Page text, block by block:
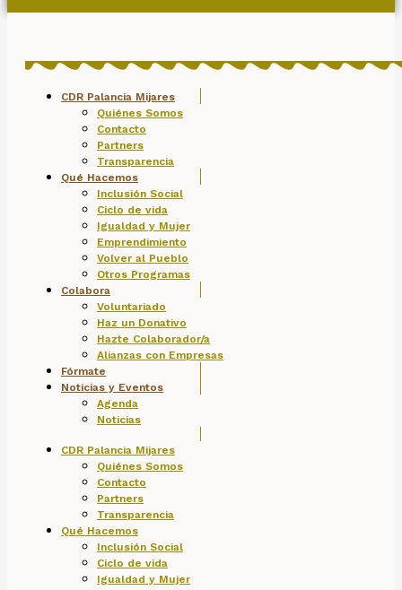
CDR Palancia Mijares
Quiénes Somos
Contacto
Partners
Transparencia
Qué Hacemos
Inclusión Social
Ciclo de vida
Igualdad y Mujer
Emprendimiento
Volver al Pueblo
Otros Programas
Colabora
Voluntariado
Haz un Donativo
Hazte Colaborador/a
Alianzas con Empresas
Fórmate
Noticias y Eventos
Agenda
Noticias
CDR Palancia Mijares
Quiénes Somos
Contacto
Partners
Transparencia
Qué Hacemos
Inclusión Social
Ciclo de vida
Igualdad y Mujer